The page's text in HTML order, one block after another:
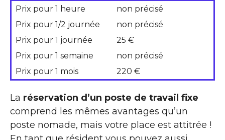
Prix pour 1 heure
non précisé
Prix pour 1/2 journée
non précisé
Prix pour 1 journée
25 €
Prix pour 1 semaine
non précisé
Prix pour 1 mois
220 €
La réservation d’un poste de travail fixe
comprend les mêmes avantages qu’un
poste nomade, mais votre place est attitrée !